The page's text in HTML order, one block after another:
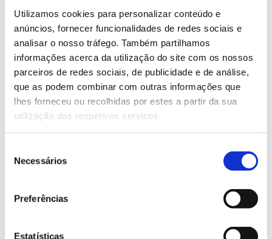
Utilizamos cookies para personalizar conteúdo e
anúncios, fornecer funcionalidades de redes sociais e
analisar o nosso tráfego. Também partilhamos
informações acerca da utilização do site com os nossos
parceiros de redes sociais, de publicidade e de análise,
que as podem combinar com outras informações que
lhes forneceu ou recolhidas por estes a partir da sua
utilização dos respetivos serviços.
Necessários
Preferências
Estatísticas
Valor da castanha estimado
em mais de 100 milhões de
euros
portuguesas nas regiões de montanha, a castanha
viu a sua produção cair 64% em cerca de 60 anos.
pragas e doenças do castanheiro. Saiba como a
ciência está a tentar ultrapassar este problema que